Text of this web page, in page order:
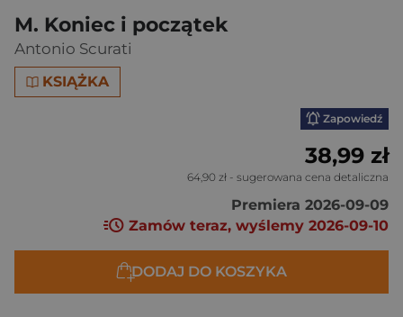
M. Koniec i początek
Antonio Scurati
KSIĄŻKA
Zapowiedź
38,99 zł
64,90 zł - sugerowana cena detaliczna
Premiera 2026-09-09
Zamów teraz, wyślemy 2026-09-10
DODAJ DO KOSZYKA